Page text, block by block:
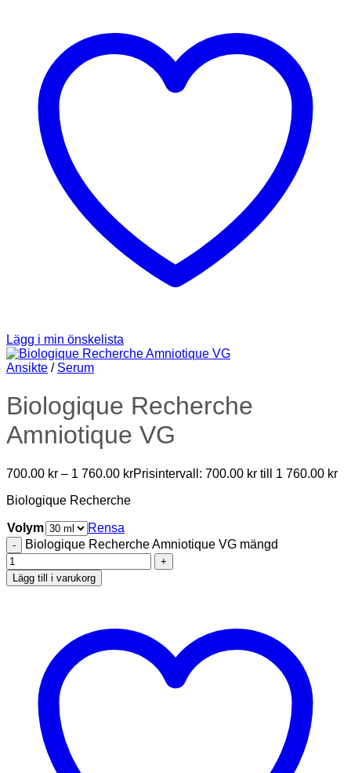
Lägg i min önskelista
Ansikte / Serum
Biologique Recherche
Amniotique VG
700.00 kr – 1 760.00 krPrisintervall: 700.00 kr till 1 760.00 kr
Biologique Recherche
Volym
Rensa
Biologique Recherche Amniotique VG mängd
Lägg till i varukorg